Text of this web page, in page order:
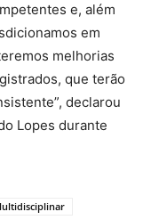
e, além
em
melhorias
que terão
declarou
Lopes durante